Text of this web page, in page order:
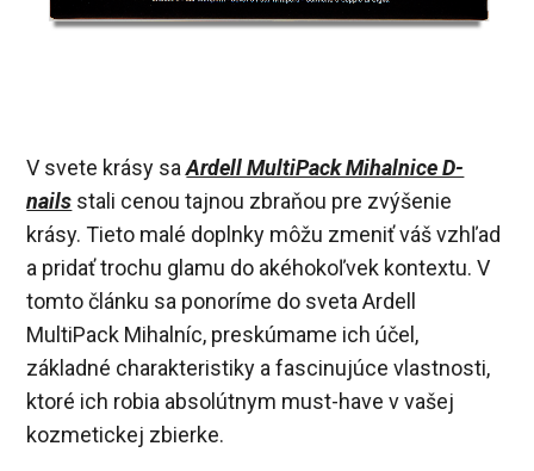
V svete krásy saArdell MultiPack Mihalnice D-
nails stali cenou tajnou zbraňou pre zvýšenie
krásy. Tieto malé doplnky môžu zmeniť váš vzhľad
a pridať trochu glamu do akéhokoľvek kontextu. V
tomto článku sa ponoríme do sveta Ardell
MultiPack Mihalníc, preskúmame ich účel,
základné charakteristiky a fascinujúce vlastnosti,
ktoré ich robia absolútnym must-have v vašej
kozmetickej zbierke.